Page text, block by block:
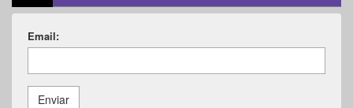
Email:
Enviar